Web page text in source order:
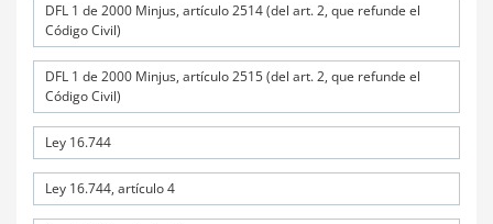
DFL 1 de 2000 Minjus, artículo 2514 (del art. 2, que refunde el
Código Civil)
DFL 1 de 2000 Minjus, artículo 2515 (del art. 2, que refunde el
Código Civil)
Ley 16.744
Ley 16.744, artículo 4